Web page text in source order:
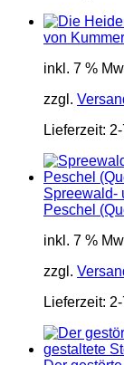
von
inkl. 7 %
zzgl.
Lieferzeit:
Spreewald-
Peschel
inkl. 7 %
zzgl.
Lieferzeit: